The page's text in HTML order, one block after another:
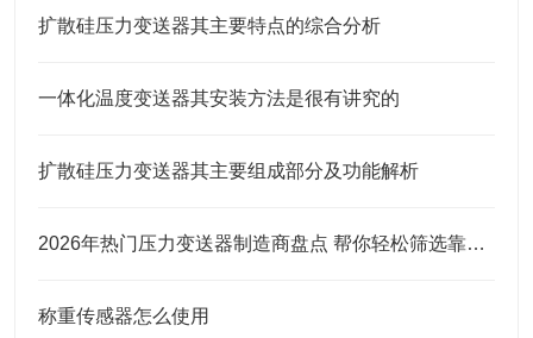
扩散硅压力变送器其主要特点的综合分析
一体化温度变送器其安装方法是很有讲究的
扩散硅压力变送器其主要组成部分及功能解析
2026年热门压力变送器制造商盘点 帮你轻松筛选靠谱合作厂商
称重传感器怎么使用